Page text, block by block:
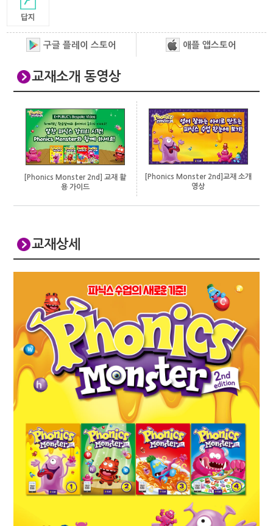
구글 플레이 스토어 애플 앱스토어
교재소개 동영상
[Phonics Monster 2nd] 교재 활
용 가이드
[Phonics Monster 2nd]교재 소개
영상
교재상세